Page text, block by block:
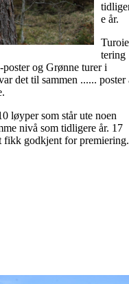
e år.
tering
og Grønne turer i
det til sammen ...... poster
løyper som står ute noen
nivå som tidligere år. 17
fikk godkjent for premiering.